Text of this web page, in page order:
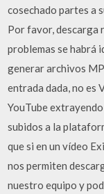
cosechado partes a
Por favor, descarga
problemas se habrá
generar archivos
entrada dada, no es
YouTube
subidos a la
que si en un vídeo
nos permiten
nuestro equipo y